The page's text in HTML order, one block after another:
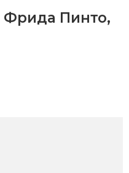
Фрида Пинто,